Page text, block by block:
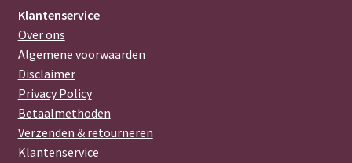
Klantenservice
Over ons
Algemene voorwaarden
Disclaimer
Privacy Policy
Betaalmethoden
Verzenden & retourneren
Klantenservice